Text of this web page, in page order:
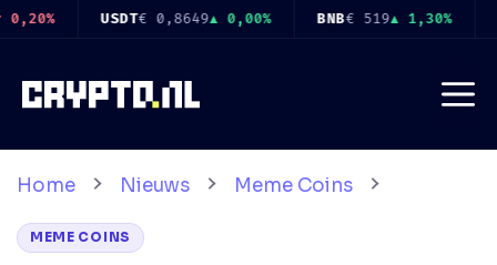
Ga
inhoud
€ 519 ▲ 1,30% USDC€ 0,8651 ▲ 0,00% XRP€ 0,8984
Home Nieuws Meme Coins
MEME COINS